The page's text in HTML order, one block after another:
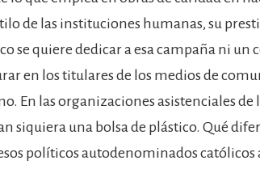
de las instituciones humanas, su
se quiere dedicar a esa campaña ni
en los titulares de los medios de
En las organizaciones asistenciales de
siquiera una bolsa de plástico. Qué
políticos autodenominados católicos